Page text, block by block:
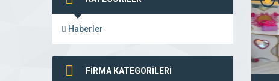
Haberler
FİRMA KATEGORİLERİ